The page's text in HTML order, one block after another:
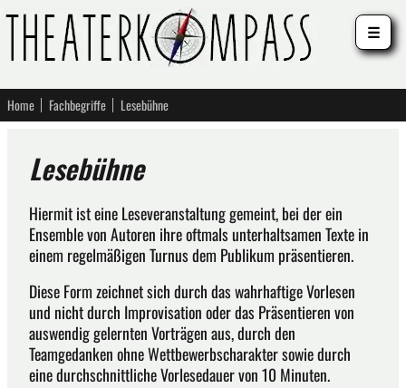
Home Fachbegriffe Lesebühne
Lesebühne
Hiermit ist eine Leseveranstaltung gemeint, bei der ein
Ensemble von Autoren ihre oftmals unterhaltsamen Texte in
einem regelmäßigen Turnus dem Publikum präsentieren.
Diese Form zeichnet sich durch das wahrhaftige Vorlesen
und nicht durch Improvisation oder das Präsentieren von
auswendig gelernten Vorträgen aus, durch den
Teamgedanken ohne Wettbewerbscharakter sowie durch
eine durchschnittliche Vorlesedauer von 10 Minuten.
☰